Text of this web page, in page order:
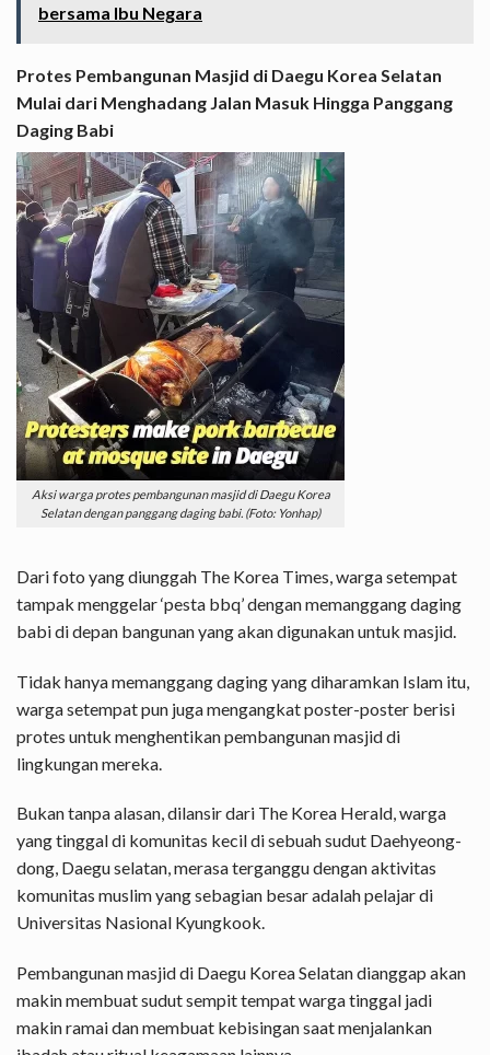
bersama Ibu Negara
Protes Pembangunan Masjid di Daegu Korea Selatan
Mulai dari Menghadang Jalan Masuk Hingga Panggang
Daging Babi
Aksi warga protes pembangunan masjid di Daegu Korea
Selatan dengan panggang daging babi. (Foto: Yonhap)
Dari foto yang diunggah The Korea Times, warga setempat
tampak menggelar ‘pesta bbq’ dengan memanggang daging
babi di depan bangunan yang akan digunakan untuk masjid.
Tidak hanya memanggang daging yang diharamkan Islam itu,
warga setempat pun juga mengangkat poster-poster berisi
protes untuk menghentikan pembangunan masjid di
lingkungan mereka.
Bukan tanpa alasan, dilansir dari The Korea Herald, warga
yang tinggal di komunitas kecil di sebuah sudut Daehyeong-
dong, Daegu selatan, merasa terganggu dengan aktivitas
komunitas muslim yang sebagian besar adalah pelajar di
Universitas Nasional Kyungkook.
Pembangunan masjid di Daegu Korea Selatan dianggap akan
makin membuat sudut sempit tempat warga tinggal jadi
makin ramai dan membuat kebisingan saat menjalankan